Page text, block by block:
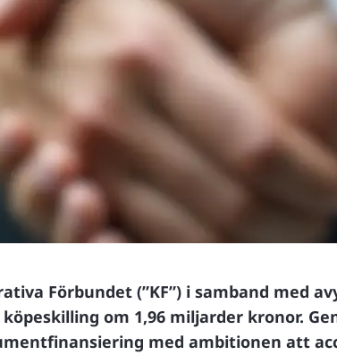
Förbundet (”KF”) i samband med
om 1,96 miljarder kronor.
med ambitionen att